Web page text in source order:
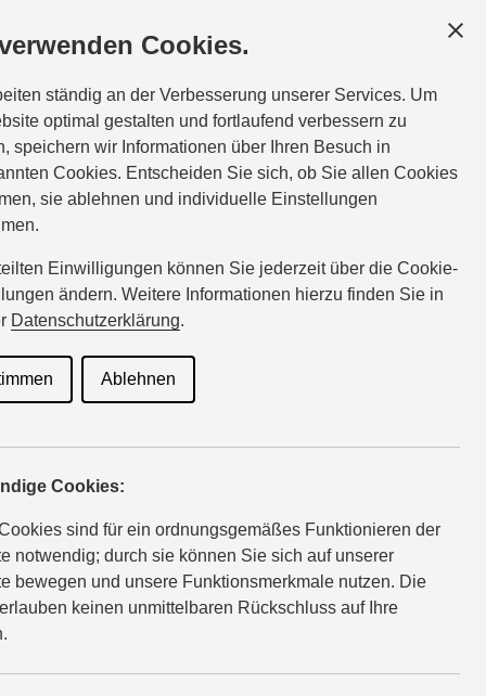
Cookies.
ständig an der Verbesserung unserer Services. Um
optimal gestalten und fortlaufend verbessern zu
speichern wir Informationen über Ihren Besuch in
Cookies. Entscheiden Sie sich, ob Sie allen Cookies
sie ablehnen und individuelle Einstellungen
Einwilligungen können Sie jederzeit über die Cookie-
ändern. Weitere Informationen hierzu finden Sie in
Datenschutzerklärung.
Ablehnen
Cookies:
sind für ein ordnungsgemäßes Funktionieren der
notwendig; durch sie können Sie sich auf unserer
bewegen und unsere Funktionsmerkmale nutzen. Die
keinen unmittelbaren Rückschluss auf Ihre
kartes@suzuki-handel.de